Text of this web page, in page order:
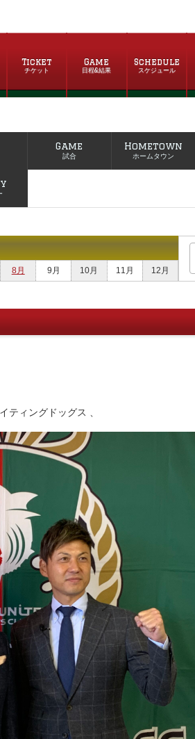
Ticket
チケット
Game
日程&結果
Schedule
スケジュール
Game
試合
Hometown
ホームタウン
8月 9月 10月 11月 12月
ティングドッグス